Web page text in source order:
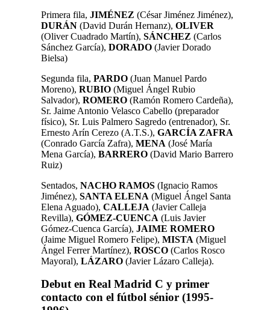
Primera fila, JIMÉNEZ (César Jiménez Jiménez),
DURÁN (David Durán Hernanz), OLIVER
(Oliver Cuadrado Martín), SÁNCHEZ (Carlos
Sánchez García), DORADO (Javier Dorado
Bielsa)
Segunda fila, PARDO (Juan Manuel Pardo
Moreno), RUBIO (Miguel Ángel Rubio
Salvador), ROMERO (Ramón Romero Cardeña),
Sr. Jaime Antonio Velasco Cabello (preparador
físico), Sr. Luis Palmero Sagredo (entrenador), Sr.
Ernesto Arín Cerezo (A.T.S.), GARCÍA ZAFRA
(Conrado García Zafra), MENA (José María
Mena García), BARRERO (David Mario Barrero
Ruiz)
Sentados, NACHO RAMOS (Ignacio Ramos
Jiménez), SANTA ELENA (Miguel Ángel Santa
Elena Aguado), CALLEJA (Javier Calleja
Revilla), GÓMEZ-CUENCA (Luis Javier
Gómez-Cuenca García), JAIME ROMERO
(Jaime Miguel Romero Felipe), MISTA (Miguel
Ángel Ferrer Martínez), ROSCO (Carlos Rosco
Mayoral), LÁZARO (Javier Lázaro Calleja).
Debut en Real Madrid C y primer
contacto con el fútbol sénior (1995-